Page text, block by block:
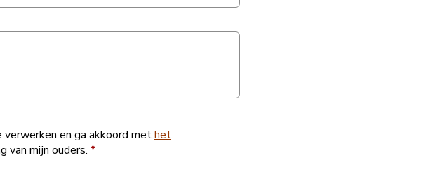
en ga akkoord methet
van mijn ouders. *